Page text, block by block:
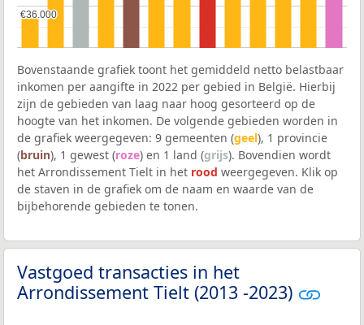
€36.000
€36.000
Bovenstaande grafiek toont het gemiddeld netto belastbaar
inkomen per aangifte in 2022 per gebied in België. Hierbij
zijn de gebieden van laag naar hoog gesorteerd op de
hoogte van het inkomen. De volgende gebieden worden in
de grafiek weergegeven: 9 gemeenten (geel), 1 provincie
(bruin), 1 gewest (roze) en 1 land (grijs). Bovendien wordt
het Arrondissement Tielt in het rood weergegeven. Klik op
de staven in de grafiek om de naam en waarde van de
bijbehorende gebieden te tonen.
Vastgoed transacties in het
Arrondissement Tielt (2013 -2023)